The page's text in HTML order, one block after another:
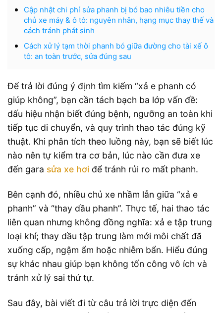
Cập nhật chi phí sửa phanh bị bó bao nhiêu tiền cho
chủ xe máy & ô tô: nguyên nhân, hạng mục thay thế và
cách tránh phát sinh
Cách xử lý tạm thời phanh bó giữa đường cho tài xế ô
tô: an toàn trước, sửa đúng sau
Để trả lời đúng ý định tìm kiếm “xả e phanh có
giúp không”, bạn cần tách bạch ba lớp vấn đề:
dấu hiệu nhận biết đúng bệnh, ngưỡng an toàn khi
tiếp tục di chuyển, và quy trình thao tác đúng kỹ
thuật. Khi phân tích theo luồng này, bạn sẽ biết lúc
nào nên tự kiểm tra cơ bản, lúc nào cần đưa xe
đến gara sửa xe hơi để tránh rủi ro mất phanh.
Bên cạnh đó, nhiều chủ xe nhầm lẫn giữa “xả e
phanh” và “thay dầu phanh”. Thực tế, hai thao tác
liên quan nhưng không đồng nghĩa: xả e tập trung
loại khí; thay dầu tập trung làm mới môi chất đã
xuống cấp, ngậm ẩm hoặc nhiễm bẩn. Hiểu đúng
sự khác nhau giúp bạn không tốn công vô ích và
tránh xử lý sai thứ tự.
Sau đây, bài viết đi từ câu trả lời trực diện đến